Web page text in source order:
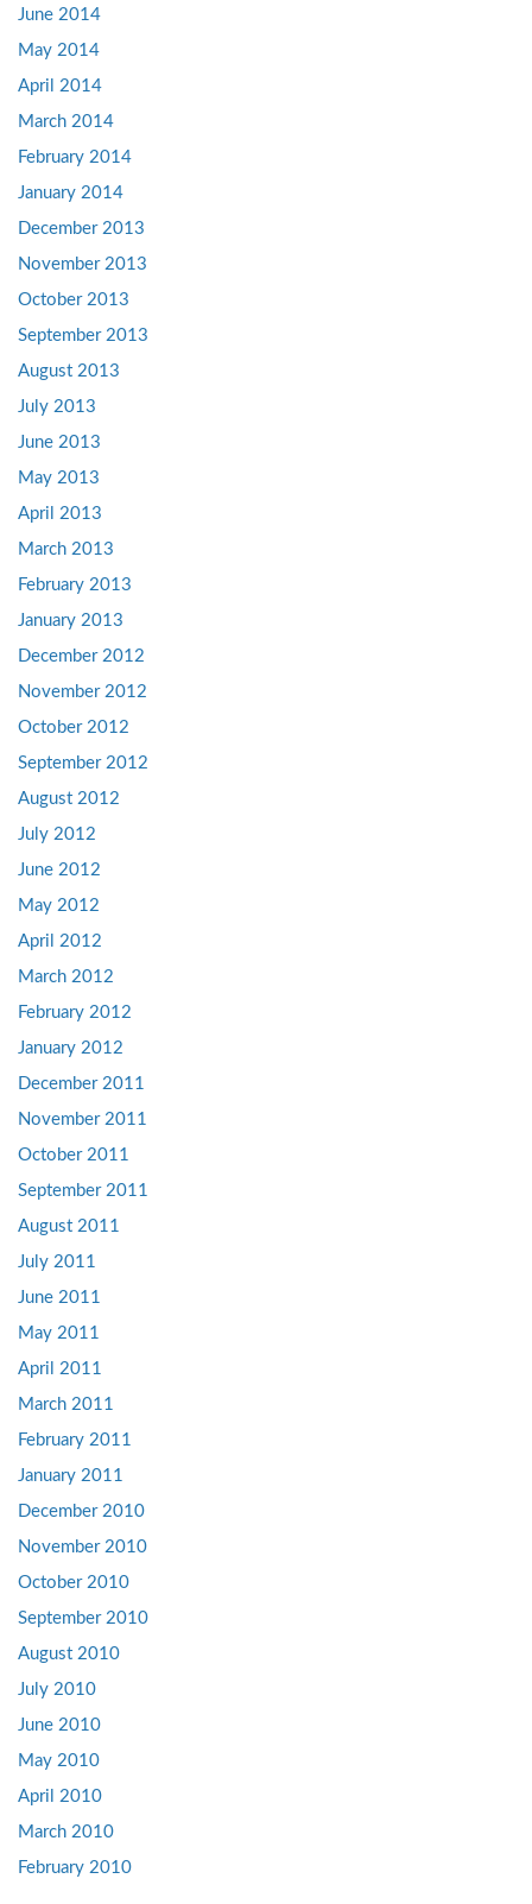
June 2014
May 2014
April 2014
March 2014
February 2014
January 2014
December 2013
November 2013
October 2013
September 2013
August 2013
July 2013
June 2013
May 2013
April 2013
March 2013
February 2013
January 2013
December 2012
November 2012
October 2012
September 2012
August 2012
July 2012
June 2012
May 2012
April 2012
March 2012
February 2012
January 2012
December 2011
November 2011
October 2011
September 2011
August 2011
July 2011
June 2011
May 2011
April 2011
March 2011
February 2011
January 2011
December 2010
November 2010
October 2010
September 2010
August 2010
July 2010
June 2010
May 2010
April 2010
March 2010
February 2010